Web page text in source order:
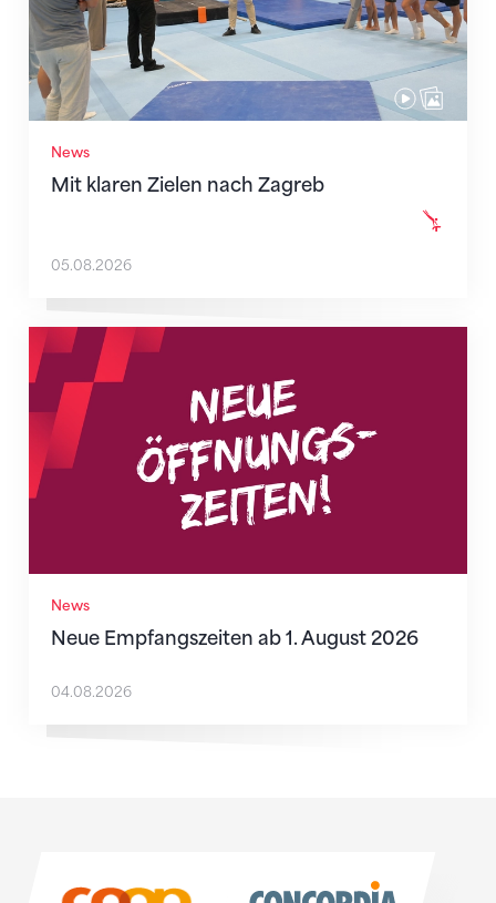
News
Mit klaren Zielen nach Zagreb
05.08.2026
News
Neue Empfangszeiten ab 1. August 2026
Neue Empfangszeiten ab 1. August 2026
04.08.2026